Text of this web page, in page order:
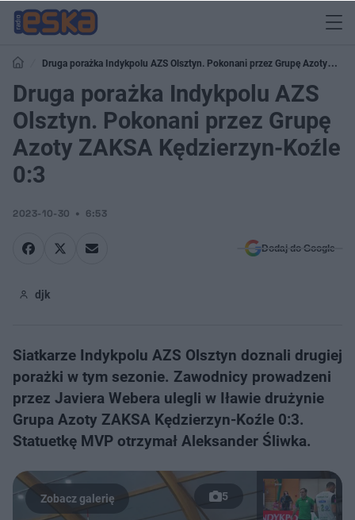
Druga porażka Indykpolu AZS Olsztyn. Pokonani przez Grupę Azoty
ZAKSA Kędzierzyn-Koźle 0:3
Druga porażka Indykpolu AZS
Olsztyn. Pokonani przez Grupę
Azoty ZAKSA Kędzierzyn-Koźle
0:3
2023-10-30 6:53
Dodaj do Google
djk
Siatkarze Indykpolu AZS Olsztyn doznali drugiej
porażki w tym sezonie. Zawodnicy prowadzeni
przez Javiera Webera ulegli w Iławie drużynie
Grupa Azoty ZAKSA Kędzierzyn-Koźle 0:3.
Statuetkę MVP otrzymał Aleksander Śliwka.
5